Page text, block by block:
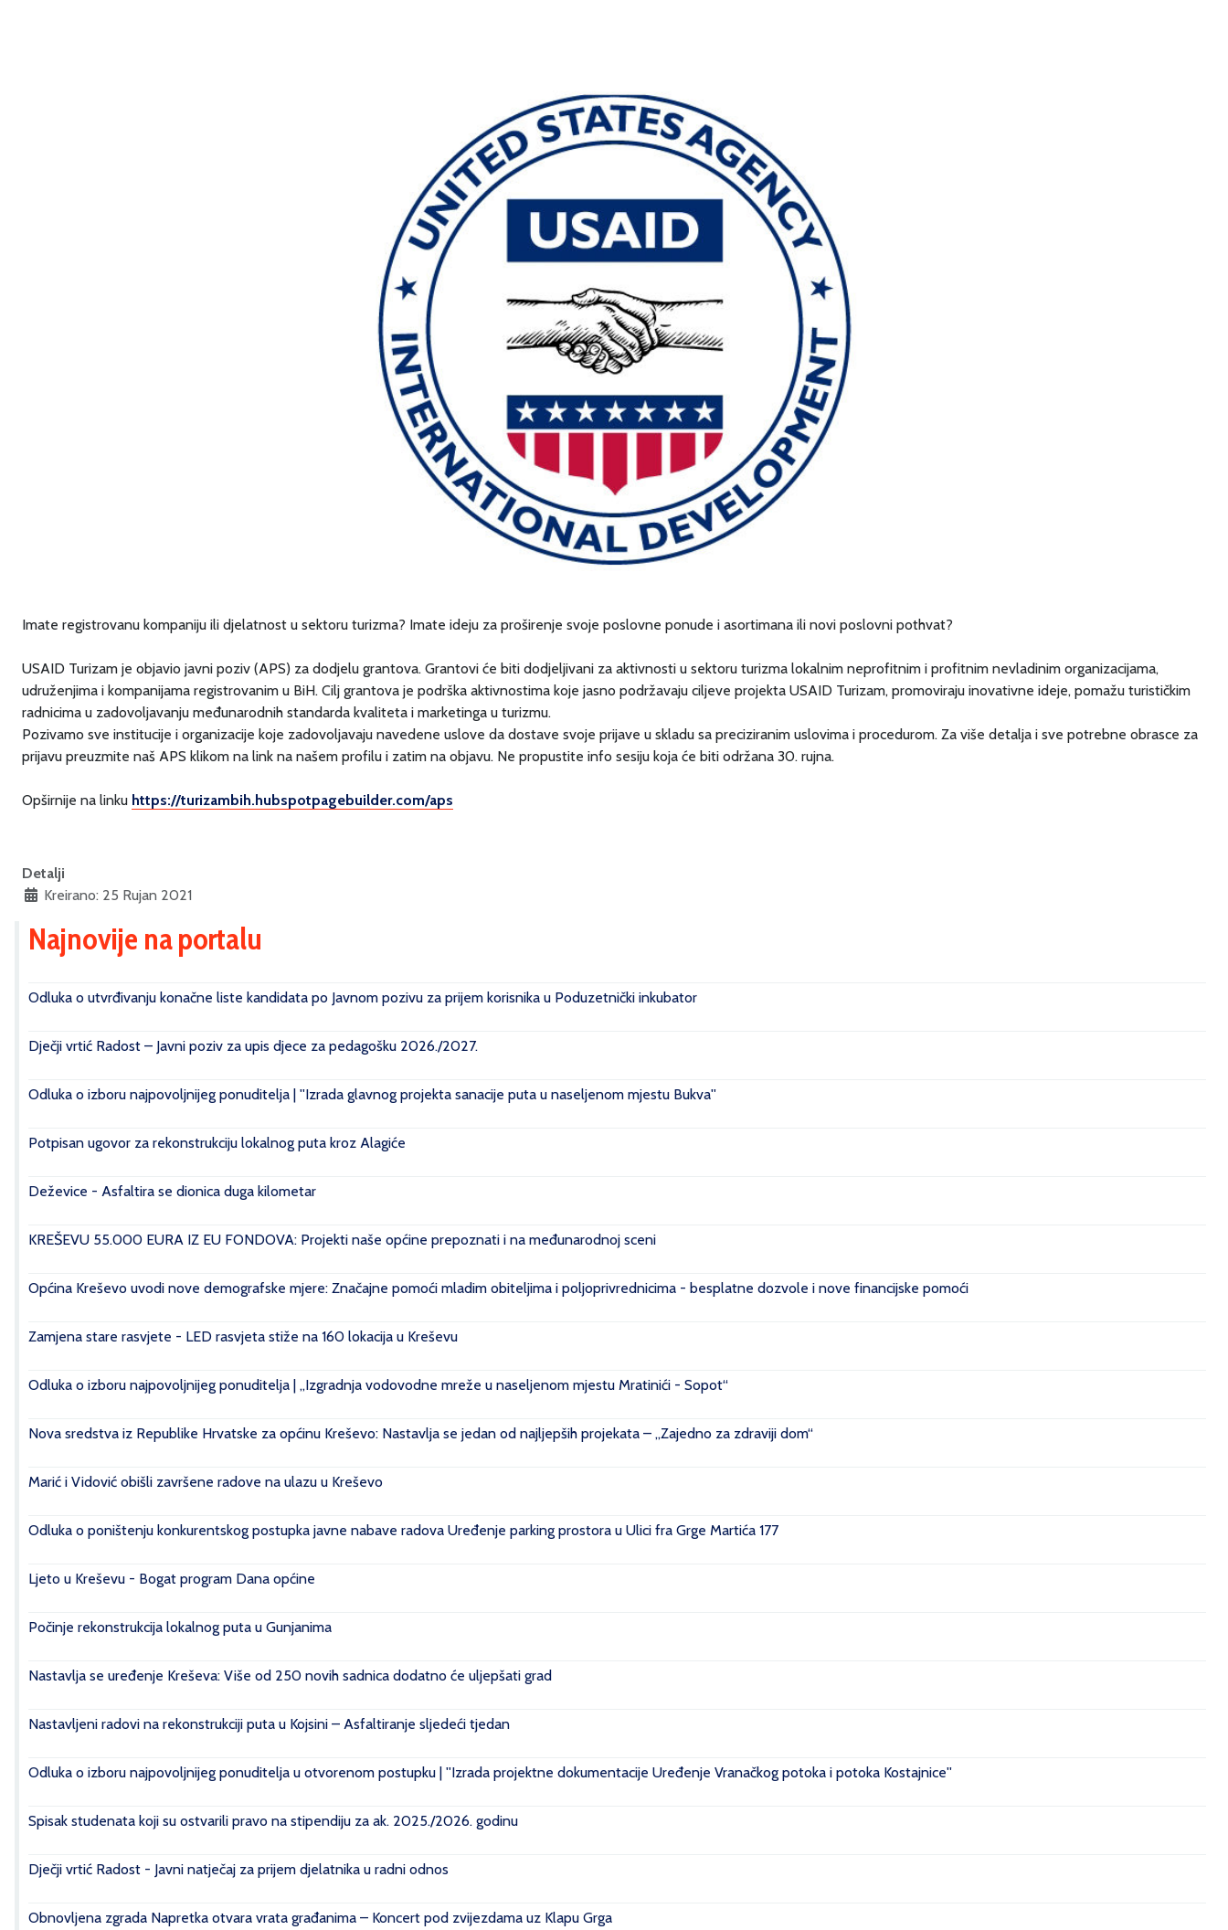
Imate registrovanu kompaniju ili djelatnost u sektoru turizma? Imate ideju za proširenje svoje poslovne ponude i asortimana ili novi poslovni pothvat? ⠀
USAID Turizam je objavio javni poziv (APS) za dodjelu grantova. Grantovi će biti dodjeljivani za aktivnosti u sektoru turizma lokalnim neprofitnim i profitnim nevladinim organizacijama,
udruženjima i kompanijama registrovanim u BiH. Cilj grantova je podrška aktivnostima koje jasno podržavaju ciljeve projekta USAID Turizam, promoviraju inovativne ideje, pomažu turističkim
radnicima u zadovoljavanju međunarodnih standarda kvaliteta i marketinga u turizmu. ⠀
Pozivamo sve institucije i organizacije koje zadovoljavaju navedene uslove da dostave svoje prijave u skladu sa preciziranim uslovima i procedurom. Za više detalja i sve potrebne obrasce za
prijavu preuzmite naš APS klikom na link na našem profilu i zatim na objavu. Ne propustite info sesiju koja će biti održana 30. rujna.
Opširnije na linku https://turizambih.hubspotpagebuilder.com/aps
Detalji
Kreirano: 25 Rujan 2021
Najnovije na portalu
Odluka o utvrđivanju konačne liste kandidata po Javnom pozivu za prijem korisnika u Poduzetnički inkubator
Dječji vrtić Radost – Javni poziv za upis djece za pedagošku 2026./2027.
Odluka o izboru najpovoljnijeg ponuditelja | ''Izrada glavnog projekta sanacije puta u naseljenom mjestu Bukva''
Potpisan ugovor za rekonstrukciju lokalnog puta kroz Alagiće
Deževice - Asfaltira se dionica duga kilometar
KREŠEVU 55.000 EURA IZ EU FONDOVA: Projekti naše općine prepoznati i na međunarodnoj sceni
Općina Kreševo uvodi nove demografske mjere: Značajne pomoći mladim obiteljima i poljoprivrednicima - besplatne dozvole i nove financijske pomoći
Zamjena stare rasvjete - LED rasvjeta stiže na 160 lokacija u Kreševu
Odluka o izboru najpovoljnijeg ponuditelja | „Izgradnja vodovodne mreže u naseljenom mjestu Mratinići - Sopot“
Nova sredstva iz Republike Hrvatske za općinu Kreševo: Nastavlja se jedan od najljepših projekata – „Zajedno za zdraviji dom“
Marić i Vidović obišli završene radove na ulazu u Kreševo
Odluka o poništenju konkurentskog postupka javne nabave radova Uređenje parking prostora u Ulici fra Grge Martića 177
Ljeto u Kreševu - Bogat program Dana općine
Počinje rekonstrukcija lokalnog puta u Gunjanima
Nastavlja se uređenje Kreševa: Više od 250 novih sadnica dodatno će uljepšati grad
Nastavljeni radovi na rekonstrukciji puta u Kojsini – Asfaltiranje sljedeći tjedan
Odluka o izboru najpovoljnijeg ponuditelja u otvorenom postupku | ''Izrada projektne dokumentacije Uređenje Vranačkog potoka i potoka Kostajnice''
Spisak studenata koji su ostvarili pravo na stipendiju za ak. 2025./2026. godinu
Dječji vrtić Radost - Javni natječaj za prijem djelatnika u radni odnos
Obnovljena zgrada Napretka otvara vrata građanima – Koncert pod zvijezdama uz Klapu Grga